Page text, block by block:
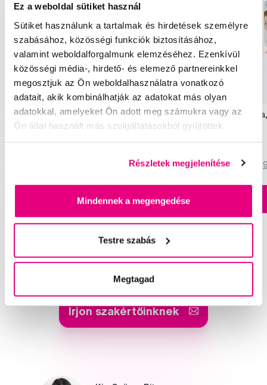
Ez a weboldal sütiket használ
Sütiket használunk a tartalmak és hirdetések személyre
szabásához, közösségi funkciók biztosításához,
valamint weboldalforgalmunk elemzéséhez. Ezenkívül
közösségi média-, hirdető- és elemező partnereinkkel
megosztjuk az Ön weboldalhasználatra vonatkozó
adatait, akik kombinálhatják az adatokat más olyan
adatokkal, amelyeket Ön adott meg számukra vagy az
Ön által használt más szolgáltatásokból gyűjtöttek.
Részletek megjelenítése
Mindennek a megengedése
Testre szabás
Megtagad
Buccotherm BIO Masszázs Gél az első
fogakra, 50 ml
1 490 Ft
Készleten > 5 db
Frida Baby
2 990 Ft
4,5
Segítünk
Írjon szakértőinknek